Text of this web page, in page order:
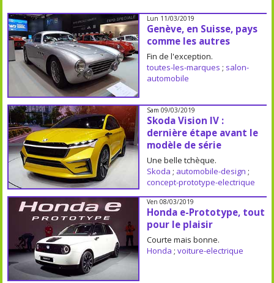
Lun 11/03/2019
Genève, en Suisse, pays
comme les autres
Fin de l'exception.
toutes-les-marques ; salon-
automobile
Sam 09/03/2019
Skoda Vision IV :
dernière étape avant le
modèle de série
Une belle tchèque.
Skoda ; automobile-design ;
concept-prototype-electrique
Ven 08/03/2019
Honda e-Prototype, tout
pour le plaisir
Courte mais bonne.
Honda ; voiture-electrique